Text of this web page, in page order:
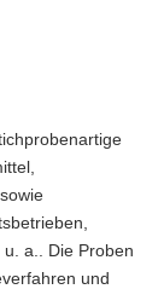
a.. Die Proben
und